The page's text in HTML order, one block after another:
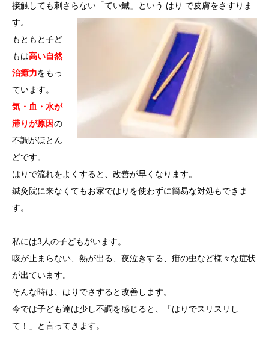
接触しても刺さらない「てい鍼」という はり で皮膚をさすりま
す。
もともと子ど
もは高い自然
治癒力をもっ
ています。
気・血・水が
滞りが原因の
不調がほとん
どです。
はりで流れをよくすると、改善が早くなります。
鍼灸院に来なくてもお家ではりを使わずに簡易な対処もできま
す。
私には3人の子どもがいます。
咳が止まらない、熱が出る、夜泣きする、疳の虫など様々な症状
が出ています。
そんな時は、はりでさすると改善します。
今では子ども達は少し不調を感じると、「はりでスリスリし
て！」と言ってきます。